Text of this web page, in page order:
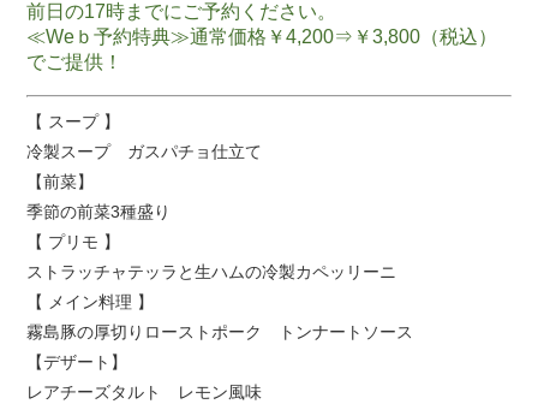
前日の17時までにご予約ください。
≪Weｂ予約特典≫通常価格￥4,200⇒￥3,800（税込）
でご提供！
【 スープ 】
冷製スープ ガスパチョ仕立て
【前菜】
季節の前菜3種盛り
【 プリモ 】
ストラッチャテッラと生ハムの冷製カペッリーニ
【 メイン料理 】
霧島豚の厚切りローストポーク トンナートソース
【デザート】
レアチーズタルト レモン風味